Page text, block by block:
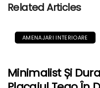
Related Articles
AMENAJARI INTERIOARE
Minimalist Și